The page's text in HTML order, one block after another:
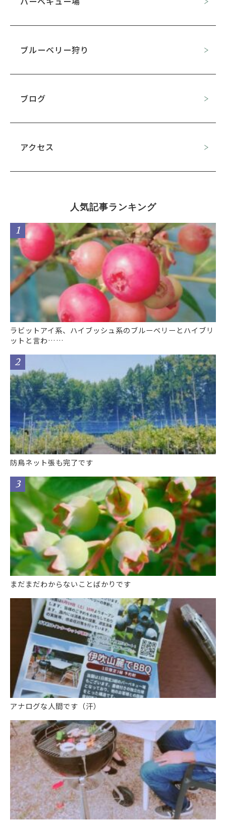
ブルーベリー狩り
ブログ
アクセス
人気記事ランキング
ラビットアイ系、ハイブッシュ系のブルーベリーとハイブリ
ットと言わ……
防鳥ネット張も完了です
まだまだわからないことばかりです
アナログな人間です（汗）